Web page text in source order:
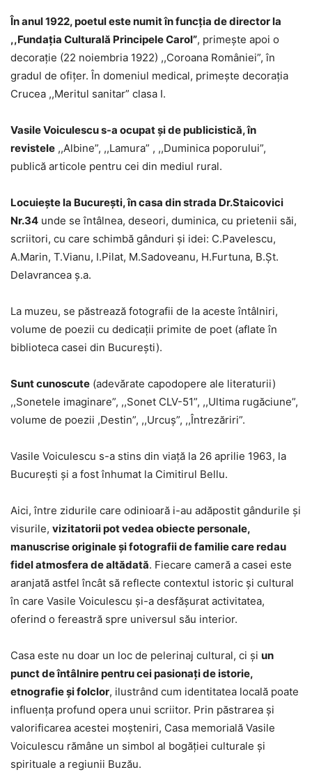
În anul 1922, poetul este numit în funcţia de director la
,,Fundaţia Culturală Principele Carol”, primeşte apoi o
decoraţie (22 noiembria 1922) ,,Coroana României”, în
gradul de ofiţer. În domeniul medical, primeşte decoraţia
Crucea ,,Meritul sanitar” clasa I.
Vasile Voiculescu s-a ocupat şi de publicistică, în
revistele ,,Albine”, ,,Lamura” , ,,Duminica poporului”,
publică articole pentru cei din mediul rural.
Locuieşte la Bucureşti, în casa din strada Dr.Staicovici
Nr.34 unde se întâlnea, deseori, duminica, cu prietenii săi,
scriitori, cu care schimbă gânduri şi idei: C.Pavelescu,
A.Marin, T.Vianu, I.Pilat, M.Sadoveanu, H.Furtuna, B.Șt.
Delavrancea ș.a.
La muzeu, se păstrează fotografii de la aceste întâlniri,
volume de poezii cu dedicaţii primite de poet (aflate în
biblioteca casei din Bucureşti).
Sunt cunoscute (adevărate capodopere ale literaturii)
,,Sonetele imaginare”, ,,Sonet CLV-51”, ,,Ultima rugăciune”,
volume de poezii ,Destin”, ,,Urcuş”, ,,Întrezăriri”.
Vasile Voiculescu s-a stins din viaţă la 26 aprilie 1963, la
Bucureşti și a fost înhumat la Cimitirul Bellu.
Aici, între zidurile care odinioară i-au adăpostit gândurile și
visurile, vizitatorii pot vedea obiecte personale,
manuscrise originale și fotografii de familie care redau
fidel atmosfera de altădată. Fiecare cameră a casei este
aranjată astfel încât să reflecte contextul istoric și cultural
în care Vasile Voiculescu și-a desfășurat activitatea,
oferind o fereastră spre universul său interior.
Casa este nu doar un loc de pelerinaj cultural, ci și un
punct de întâlnire pentru cei pasionați de istorie,
etnografie și folclor, ilustrând cum identitatea locală poate
influența profund opera unui scriitor. Prin păstrarea și
valorificarea acestei moșteniri, Casa memorială Vasile
Voiculescu rămâne un simbol al bogăției culturale și
spirituale a regiunii Buzău.